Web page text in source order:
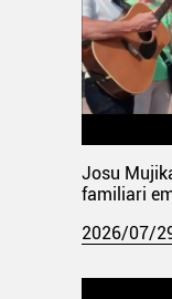
Josu
familiari
2026/07/